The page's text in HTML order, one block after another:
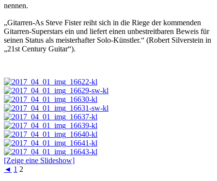
nennen.
„Gitarren-As Steve Fister reiht sich in die Riege der kommenden
Gitarren-Superstars ein und liefert einen unbestreitbaren Beweis für
seinen Status als meisterhafter Solo-Künstler.“ (Robert Silverstein in
„21st Century Guitar“).
[Zeige eine Slideshow]
◄ 1 2